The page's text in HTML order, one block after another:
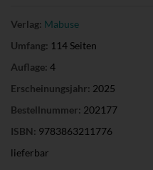
Verlag: Mabuse
Umfang: 114 Seiten
Auflage: 4
Erscheinungsjahr: 2025
Bestellnummer: 202177
ISBN: 9783863211776
lieferbar